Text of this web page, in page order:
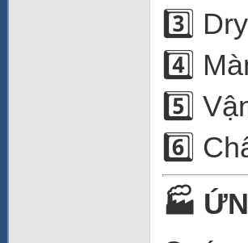
3️⃣
4️⃣
5️⃣
6️⃣
🏭